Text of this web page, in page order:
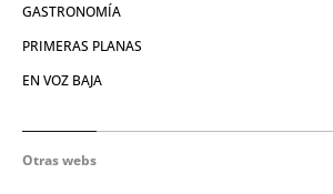
GASTRONOMÍA
PRIMERAS PLANAS
EN VOZ BAJA
Otras webs